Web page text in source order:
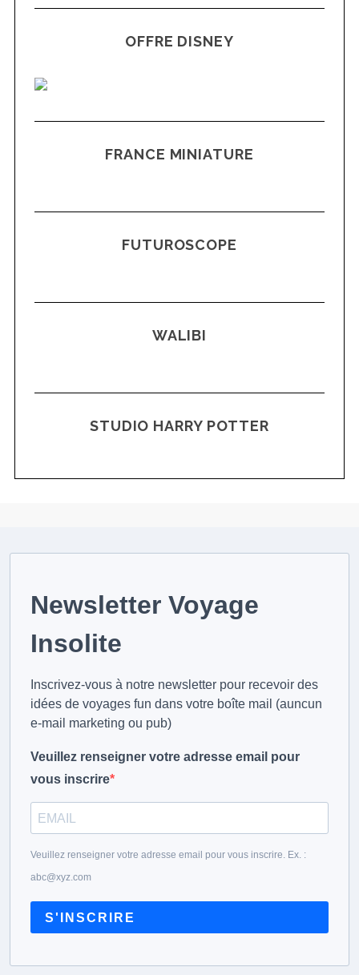
OFFRE DISNEY
FRANCE MINIATURE
FUTUROSCOPE
WALIBI
STUDIO HARRY POTTER
Newsletter Voyage
Insolite
Inscrivez-vous à notre newsletter pour recevoir des
idées de voyages fun dans votre boîte mail (auncun
e-mail marketing ou pub)
Veuillez renseigner votre adresse email pour
vous inscrire
Veuillez renseigner votre adresse email pour vous inscrire. Ex. :
abc@xyz.com
S'INSCRIRE